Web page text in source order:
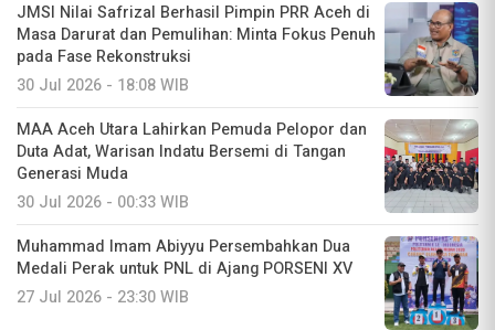
JMSI Nilai Safrizal Berhasil Pimpin PRR Aceh di
Masa Darurat dan Pemulihan: Minta Fokus Penuh
pada Fase Rekonstruksi
30 Jul 2026 - 18:08 WIB
MAA Aceh Utara Lahirkan Pemuda Pelopor dan
Duta Adat, Warisan Indatu Bersemi di Tangan
Generasi Muda
30 Jul 2026 - 00:33 WIB
Muhammad Imam Abiyyu Persembahkan Dua
Medali Perak untuk PNL di Ajang PORSENI XV
27 Jul 2026 - 23:30 WIB